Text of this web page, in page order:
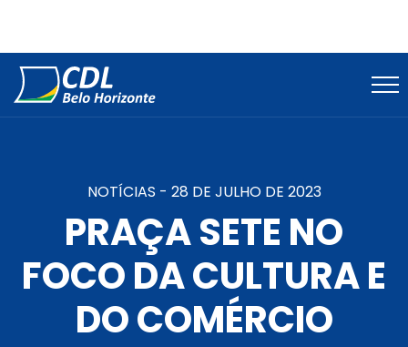
NOTÍCIAS - 28 DE JULHO DE 2023
PRAÇA SETE NO
FOCO DA CULTURA E
DO COMÉRCIO